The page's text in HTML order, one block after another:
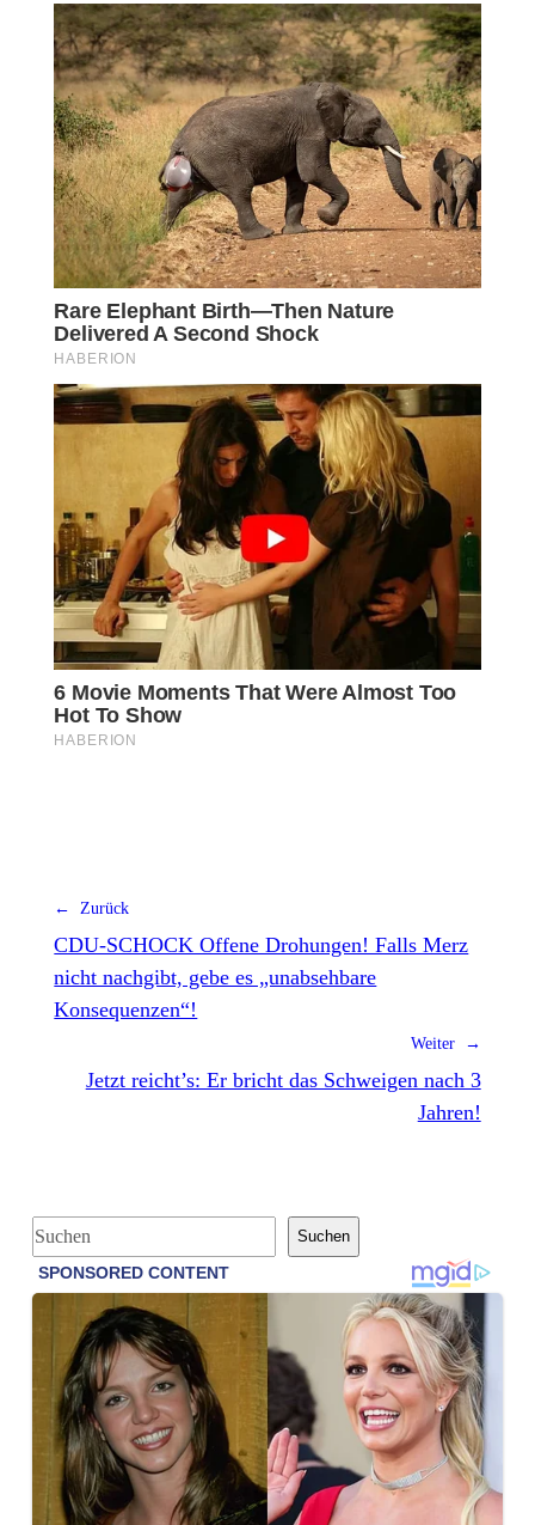
← Zurück
CDU-SCHOCK Offene Drohungen! Falls Merz
nicht nachgibt, gebe es „unabsehbare
Konsequenzen“!
Weiter →
Jetzt reicht’s: Er bricht das Schweigen nach 3
Jahren!
S
u
Suchen